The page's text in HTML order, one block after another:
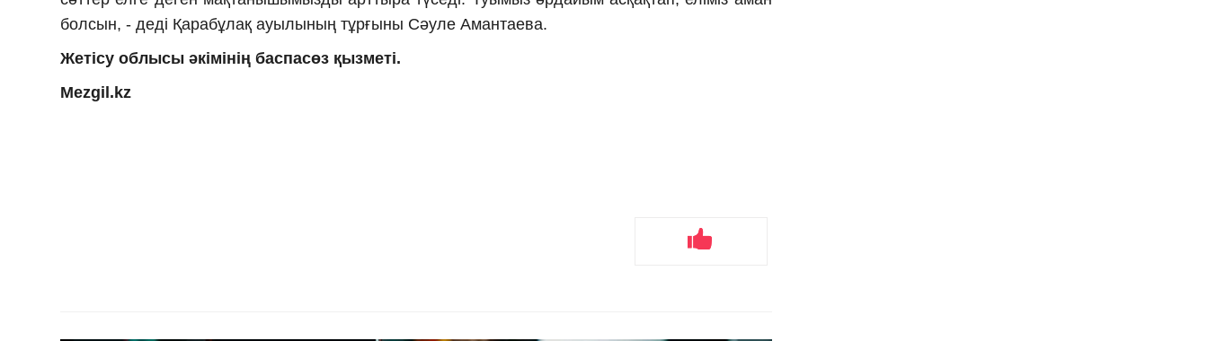
болсын, - деді Қарабұлақ ауылының тұрғыны Сәуле Амантаева.
Жетісу облысы әкімінің баспасөз қызметі.
Mezgil.kz